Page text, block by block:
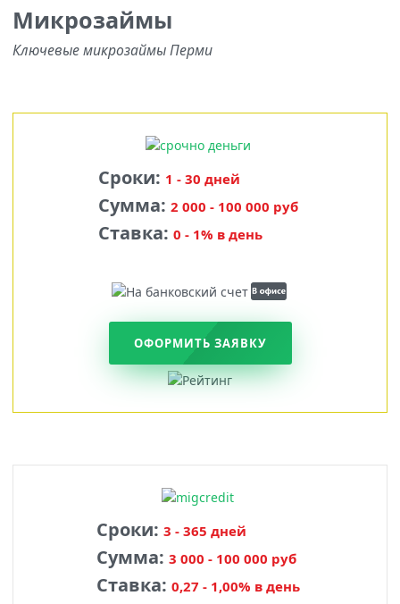
Микрозаймы
Ключевые микрозаймы Перми
Сроки: 1 - 30 дней
Сумма: 2 000 - 100 000 руб
Ставка: 0 - 1% в день
ОФОРМИТЬ ЗАЯВКУ
Сроки: 3 - 365 дней
Сумма: 3 000 - 100 000 руб
Ставка: 0,27 - 1,00% в день